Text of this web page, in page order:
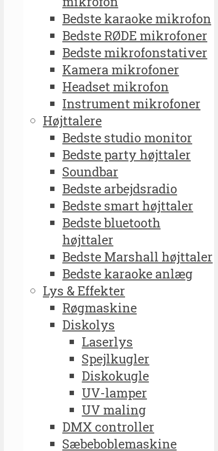
Bedste karaoke mikrofon
Bedste RØDE mikrofoner
Bedste mikrofonstativer
Kamera mikrofoner
Headset mikrofon
Instrument mikrofoner
Højttalere
Bedste studio monitor
Bedste party højttaler
Soundbar
Bedste arbejdsradio
Bedste smart højttaler
Bedste bluetooth
højttaler
Bedste Marshall højttaler
Bedste karaoke anlæg
Lys & Effekter
Røgmaskine
Diskolys
Laserlys
Spejlkugler
Diskokugle
UV-lamper
UV maling
DMX controller
Sæbeboblemaskine